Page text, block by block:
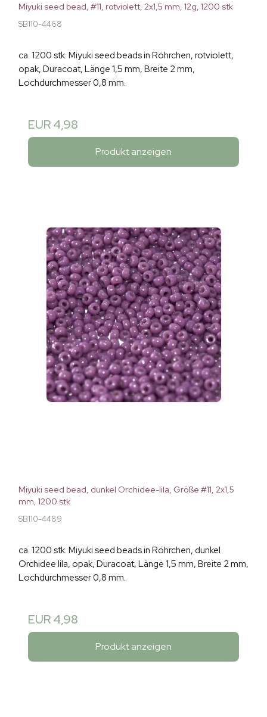
Miyuki seed bead, #11, rotviolett, 2x1,5 mm, 12g, 1200 stk
SB110-4468
ca. 1200 stk. Miyuki seed beads in Röhrchen, rotviolett,
opak, Duracoat, Länge 1,5 mm, Breite 2 mm,
Lochdurchmesser 0,8 mm.
EUR 4,98
Produkt anzeigen
Miyuki seed bead, dunkel Orchidee-lila, Größe #11, 2x1,5
mm, 1200 stk
SB110-4489
ca. 1200 stk. Miyuki seed beads in Röhrchen, dunkel
Orchidee lila, opak, Duracoat, Länge 1,5 mm, Breite 2 mm,
Lochdurchmesser 0,8 mm.
EUR 4,98
Produkt anzeigen